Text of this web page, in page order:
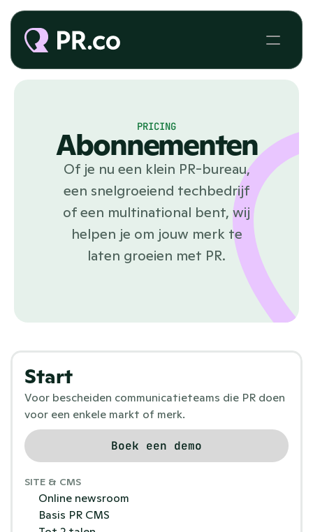
PRICING
Abonnementen
Of je nu een klein PR-bureau,
een snelgroeiend techbedrijf
of een multinational bent, wij
helpen je om jouw merk te
laten groeien met PR.
Start
Voor bescheiden communicatieteams die PR doen
voor een enkele markt of merk.
Boek een demo
SITE & CMS
Online newsroom
Basis PR CMS